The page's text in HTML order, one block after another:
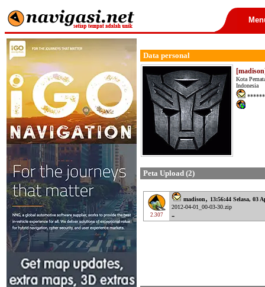
Data personal
Kota
Indonesia